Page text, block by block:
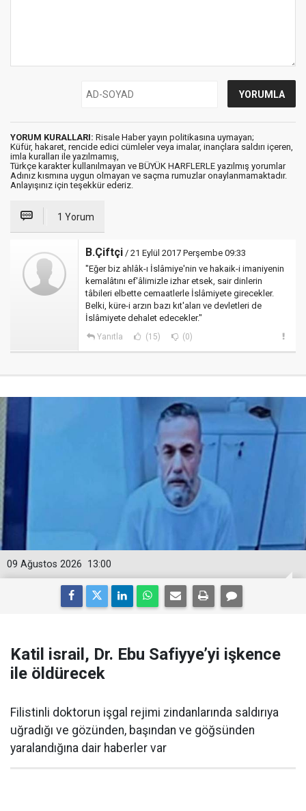
YORUM KURALLARI: Risale Haber yayın politikasına uymayan;
Küfür, hakaret, rencide edici cümleler veya imalar, inançlara saldırı içeren,
imla kuralları ile yazılmamış,
Türkçe karakter kullanılmayan ve BÜYÜK HARFLERLE yazılmış yorumlar
Adınız kısmına uygun olmayan ve saçma rumuzlar onaylanmamaktadır.
Anlayışınız için teşekkür ederiz.
1 Yorum
B.Çiftçi / 21 Eylül 2017 Perşembe 09:33
"Eğer biz ahlâk-ı İslâmiye'nin ve hakaik-i imaniyenin
kemalâtını ef'âlimizle izhar etsek, sair dinlerin
tâbileri elbette cemaatlerle İslâmiyete girecekler.
Belki, küre-i arzın bazı kıt'aları ve devletleri de
İslâmiyete dehalet edecekler."
Yanıtla (15) (0)
13:00
09 Ağustos 2026
Katil israil, Dr. Ebu Safiyye’yi işkence
ile öldürecek
Filistinli doktorun işgal rejimi zindanlarında saldırıya
uğradığı ve gözünden, başından ve göğsünden
yaralandığına dair haberler var